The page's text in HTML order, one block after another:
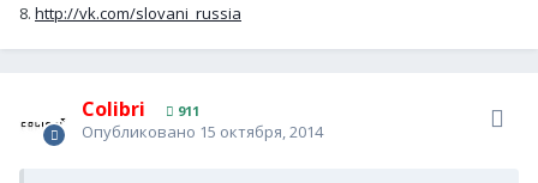
8. http://vk.com/slovani_russia
Colibri 911
Опубликовано 15 октября, 2014